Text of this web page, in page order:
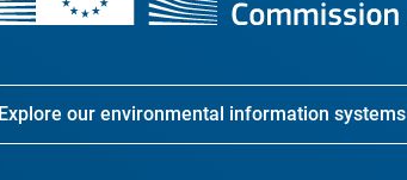
Explore our environmental information systems